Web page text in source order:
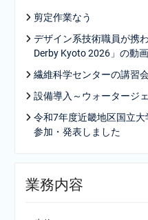
剪定作業なう
デザイン系技術職員が携
Derby Kyoto 2026」の動
繊維科学センターの講習
設備導入～ウォータージ
令和7年度近畿地区国立
参加・発表しました
業務内容